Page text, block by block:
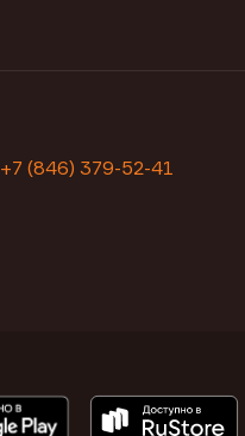
+7 (846) 379-52-41